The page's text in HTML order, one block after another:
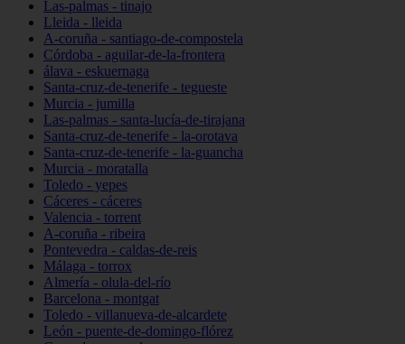
Las-palmas - tinajo
Lleida - lleida
A-coruña - santiago-de-compostela
Córdoba - aguilar-de-la-frontera
álava - eskuernaga
Santa-cruz-de-tenerife - tegueste
Murcia - jumilla
Las-palmas - santa-lucía-de-tirajana
Santa-cruz-de-tenerife - la-orotava
Santa-cruz-de-tenerife - la-guancha
Murcia - moratalla
Toledo - yepes
Cáceres - cáceres
Valencia - torrent
A-coruña - ribeira
Pontevedra - caldas-de-reis
Málaga - torrox
Almería - olula-del-río
Barcelona - montgat
Toledo - villanueva-de-alcardete
León - puente-de-domingo-flórez